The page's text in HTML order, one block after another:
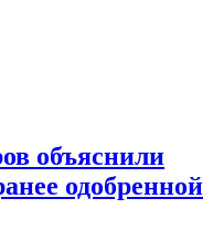
объяснили
одобренной